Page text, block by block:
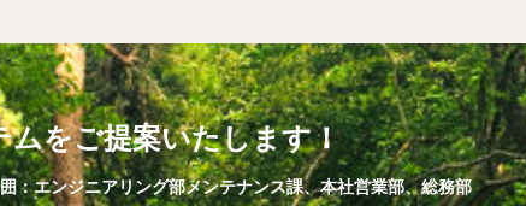
ムをご提案いたします！
ンジニアリング部メンテナンス課、本社営業部、総務部